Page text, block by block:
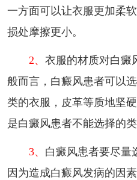
一方面可以让衣服更加柔
损处摩擦更小。
2、 衣服的材质对白癜
般而言，白癜风患者可以
类的衣服，皮革等质地坚
是白癜风患者不能选择的类
3、 白癜风患者要尽量
因为造成白癜风发病的因